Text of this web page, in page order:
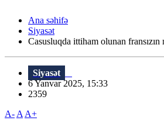
Ana səhifə
Siyasət
Casusluqda ittiham olunan fransızın
Siyasət
6 Yanvar 2025, 15:33
2359
A- A A+